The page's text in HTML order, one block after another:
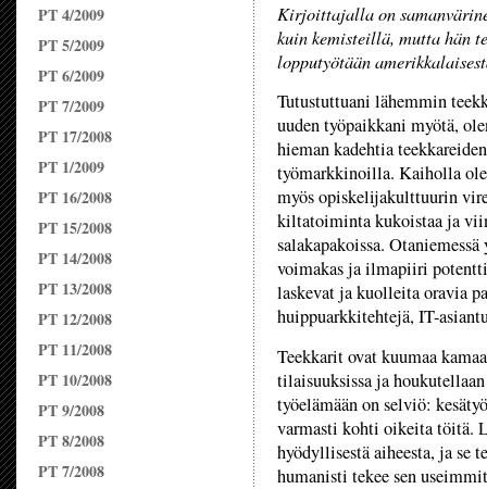
PT 4/2009
PT 5/2009
PT 6/2009
PT 7/2009
PT 17/2008
PT 1/2009
PT 16/2008
PT 15/2008
PT 14/2008
PT 13/2008
PT 12/2008
PT 11/2008
PT 10/2008
PT 9/2008
PT 8/2008
PT 7/2008
Kirjoittajalla on
kuin kemisteillä, mutta hän
lopputyötään
Tutustuttuani lähemmin
uuden työpaikkani myötä,
hieman kadehtia
työmarkkinoilla. Kaiholla
myös opiskelijakulttuurin
kiltatoiminta kukoistaa ja
salakapakoissa.
voimakas ja ilmapiiri
laskevat ja kuolleita oravia
huippuarkkitehtejä, IT-
Teekkarit ovat kuumaa
tilaisuuksissa ja
työelämään on selviö:
varmasti kohti oikeita töitä.
hyödyllisestä aiheesta, ja
humanisti tekee sen